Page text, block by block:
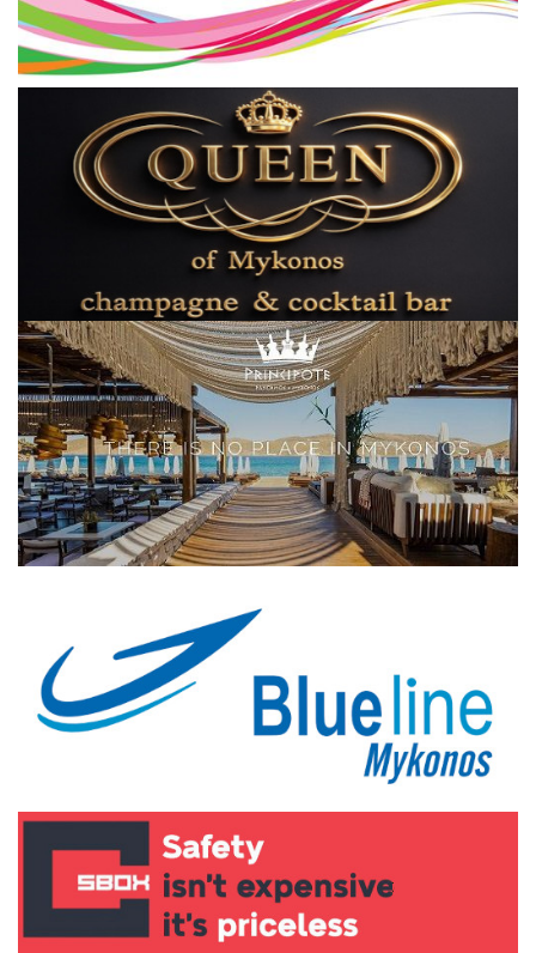
L’Art des Sens
Local Elections 2023
All News
Γλώσσα
Ελληνικά English